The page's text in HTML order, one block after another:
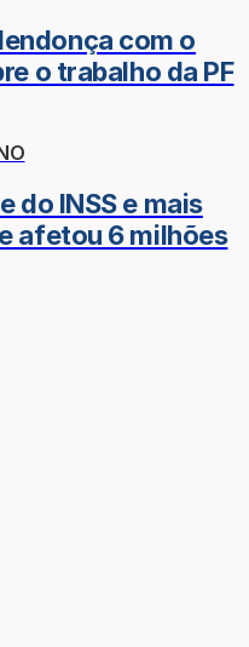
com o
o trabalho da PF
do INSS e mais
afetou 6 milhões